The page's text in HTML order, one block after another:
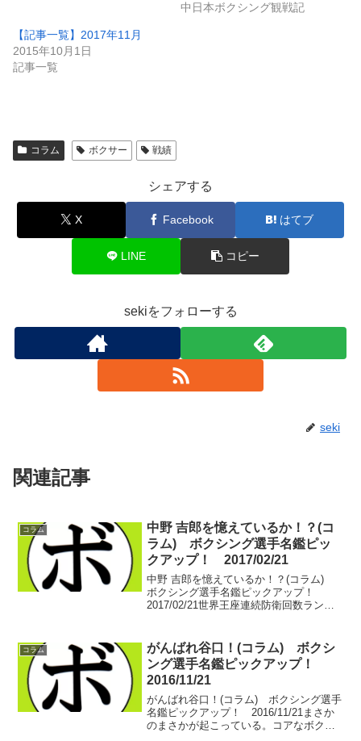
中日本ボクシング観戦記
【記事一覧】2017年11月
2015年10月1日
記事一覧
コラム ボクサー 戦績
シェアする
X Facebook はてブ
LINE コピー
sekiをフォローする
seki
関連記事
コラム
中野 吉郎を憶えているか！？(コ
ラム) ボクシング選手名鑑ピッ
クアップ！ 2017/02/21
中野 吉郎を憶えているか！？(コラム)
ボクシング選手名鑑ピックアップ！
2017/02/21世界王座連続防衛回数ランキ
のは中野 吉郎(協栄)。第39代日本ウェル
ター級...
コラム
がんばれ谷口！(コラム) ボクシ
ング選手名鑑ピックアップ！
2016/11/21
がんばれ谷口！(コラム) ボクシング選手
名鑑ピックアップ！ 2016/11/21まさか
のまさかが起こっている。コアなボクシ